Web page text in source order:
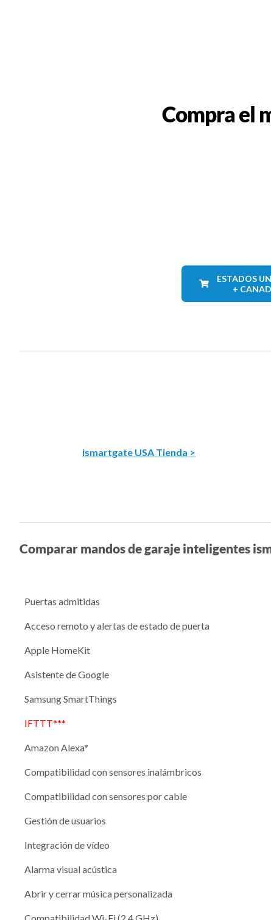
Compra el
ESTADOS
+
ismartgate USA Tienda >
Comparar mandos de garaje inteligentes
Puertas admitidas
Acceso remoto y alertas de estado de puerta
Apple HomeKit
Asistente de Google
Samsung SmartThings
IFTTT***
Amazon Alexa*
Compatibilidad con sensores inalámbricos
Compatibilidad con sensores por cable
Gestión de usuarios
Integración de vídeo
Alarma visual acústica
Abrir y cerrar música personalizada